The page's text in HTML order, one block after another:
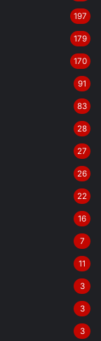
197
179
170
91
83
28
27
26
22
16
7
11
3
3
3